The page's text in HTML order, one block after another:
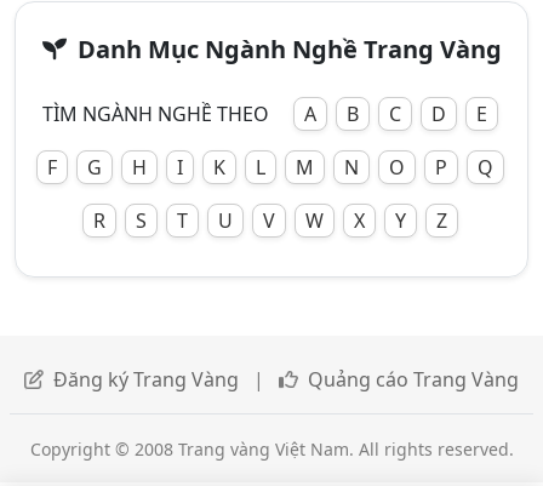
Danh Mục Ngành Nghề Trang Vàng
TÌM NGÀNH NGHỀ THEO A B C D
E
F
G H I K L M N O P
Q
R
S T U V W X Y Z
Đăng ký Trang Vàng | Quảng cáo Trang Vàng
Copyright © 2008 Trang vàng Việt Nam. All rights reserved.